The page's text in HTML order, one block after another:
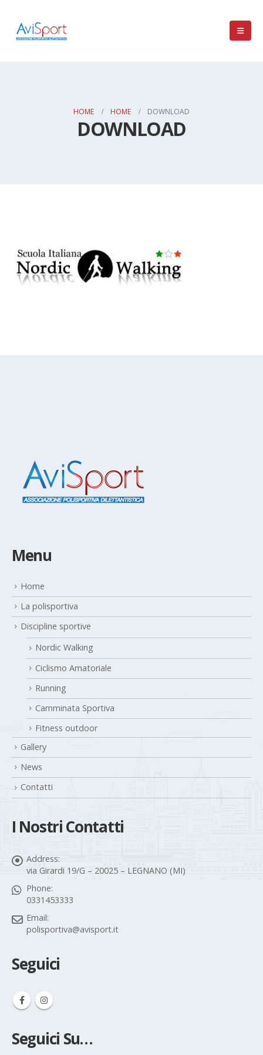
HOME HOME DOWNLOAD
DOWNLOAD
Menu
Home
La polisportiva
Discipline sportive
Nordic Walking
Ciclismo Amatoriale
Running
Camminata Sportiva
Fitness outdoor
Gallery
News
Contatti
I Nostri Contatti
Address:
via Girardi 19/G – 20025 – LEGNANO (MI)
Phone:
0331453333
Email:
polisportiva@avisport.it
Seguici
Seguici Su…